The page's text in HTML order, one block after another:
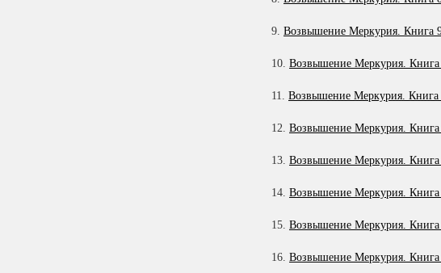
19
20
21
9. Возвышение Меркурия. Книга
10. Возвышение Меркурия. Книга
11. Возвышение Меркурия. Книга
12. Возвышение Меркурия. Книга
13. Возвышение Меркурия. Книга
14. Возвышение Меркурия. Книга
15. Возвышение Меркурия. Книга
16. Возвышение Меркурия. Книга